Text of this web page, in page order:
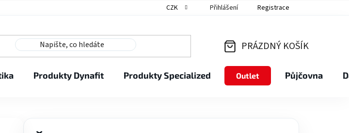
CZK Přihlášení Registrace
KOŠÍK
PRÁZDNÝ KOŠÍK
Produkty Dynafit Produkty Specialized Outlet Půjčovna